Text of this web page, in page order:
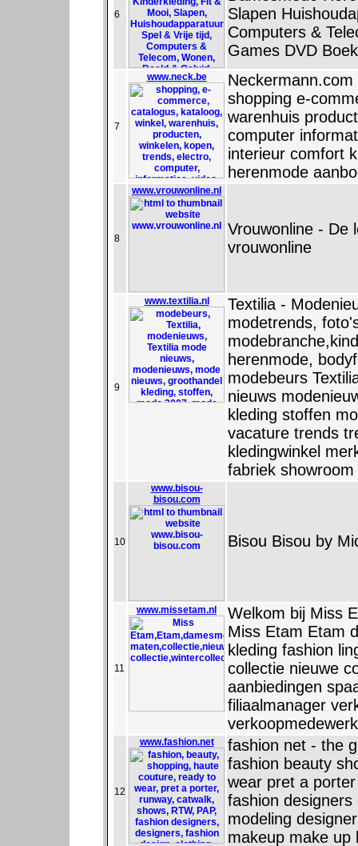
6
Slapen
Computers &
Games DVD
7
www.neck.be
Neckermann.com
shopping e-
warenhuis
computer
interieur comfort
herenmode
8
www.vrouwonline.nl
Vrouwonline - De
vrouwonline
9
www.textilia.nl
Textilia -
modetrends,
herenmode,
modebeurs
nieuws
kleding stoffen
vacature trends
kledingwinkel
fabriek showroom
10
www.bisou-
bisou.com
Bisou Bisou by
11
www.missetam.nl
Welkom bij Miss
Miss Etam Etam
kleding fashion
collectie nieuwe
aanbiedingen
filiaalmanager
12
www.fashion.net
fashion net - the
fashion beauty
wear pret a
fashion
modeling
makeup make up